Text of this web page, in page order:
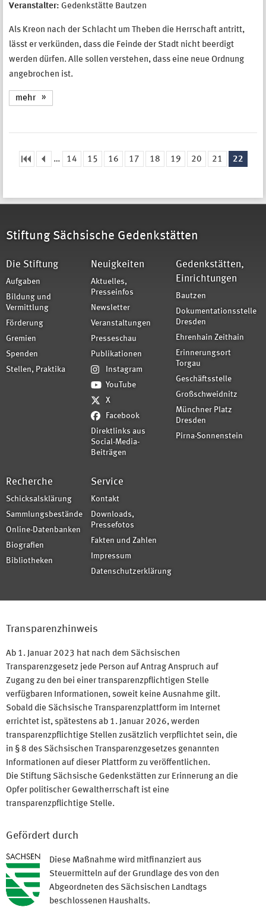
Veranstalter: Gedenkstätte Bautzen
Als Kreon nach der Schlacht um Theben die Herrschaft antritt,
lässt er verkünden, dass die Feinde der Stadt nicht beerdigt
werden dürfen. Alle sollen verstehen, dass eine neue Ordnung
angebrochen ist.
mehr
… 14 15 16 17 18 19 20 21 22
Stiftung Sächsische Gedenkstätten
Die Stiftung
Aufgaben
Bildung und
Vermittlung
Förderung
Gremien
Spenden
Stellen, Praktika
Neuigkeiten
Aktuelles,
Presseinfos
Newsletter
Veranstaltungen
Presseschau
Publikationen
Instagram
YouTube
X
Facebook
Direktlinks aus
Social-Media-
Beiträgen
Gedenkstätten,
Einrichtungen
Bautzen
Dokumentationsstelle
Dresden
Ehrenhain Zeithain
Erinnerungsort
Torgau
Geschäftsstelle
Großschweidnitz
Münchner Platz
Dresden
Pirna-Sonnenstein
Recherche
Schicksalsklärung
Sammlungsbestände
Online-Datenbanken
Biografien
Bibliotheken
Service
Kontakt
Downloads,
Pressefotos
Fakten und Zahlen
Impressum
Datenschutzerklärung
Transparenzhinweis
Ab 1. Januar 2023 hat nach dem Sächsischen
Transparenzgesetz jede Person auf Antrag Anspruch auf
Zugang zu den bei einer transparenzpflichtigen Stelle
verfügbaren Informationen, soweit keine Ausnahme gilt.
Sobald die Sächsische Transparenzplattform im Internet
errichtet ist, spätestens ab 1. Januar 2026, werden
transparenzpflichtige Stellen zusätzlich verpflichtet sein, die
in § 8 des Sächsischen Transparenzgesetzes genannten
Informationen auf dieser Plattform zu veröffentlichen.
Die Stiftung Sächsische Gedenkstätten zur Erinnerung an die
Opfer politischer Gewaltherrschaft ist eine
transparenzpflichtige Stelle.
Gefördert durch
Diese Maßnahme wird mitfinanziert aus
Steuermitteln auf der Grundlage des von den
Abgeordneten des Sächsischen Landtags
beschlossenen Haushalts.